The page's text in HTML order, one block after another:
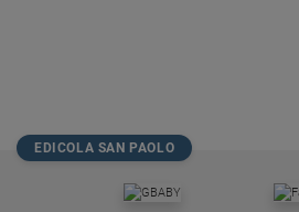
EDICOLA SAN PAOLO